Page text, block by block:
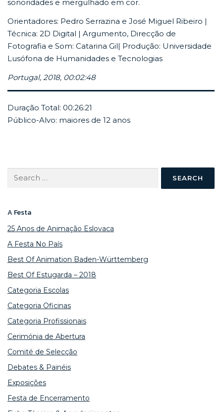
sonoridades e mergulhado em cor.
Orientadores: Pedro Serrazina e José Miguel Ribeiro |
Técnica: 2D Digital | Argumento, Direcção de
Fotografia e Som: Catarina Gil| Produção: Universidade
Lusófona de Humanidades e Tecnologias
Portugal, 2018, 00:02:48
Duração Total: 00:26:21
Público-Alvo: maiores de 12 anos
for:
A Festa
25 Anos de Animação Eslovaca
A Festa No País
Best Of Animation Baden-Württemberg
Best Of Estugarda – 2018
Categoria Escolas
Categoria Oficinas
Categoria Profissionais
Cerimónia de Abertura
Comité de Selecção
Debates & Painéis
Exposições
Festa de Encerramento